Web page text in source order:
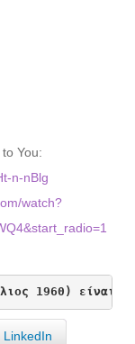
You:
n-nBlg
watch?
1960) είναι
LinkedIn